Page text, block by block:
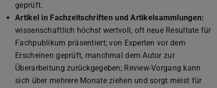
geprüft.
Artikel in Fachzeitschriften und Artikelsammlungen:
wissenschaftlich höchst wertvoll, oft neue Resultate für
Fachpublikum präsentiert; von Experten vor dem
Erscheinen geprüft, manchmal dem Autor zur
Überarbeitung zurückgegeben; Review-Vorgang kann
sich über mehrere Monate ziehen und sorgt meist für